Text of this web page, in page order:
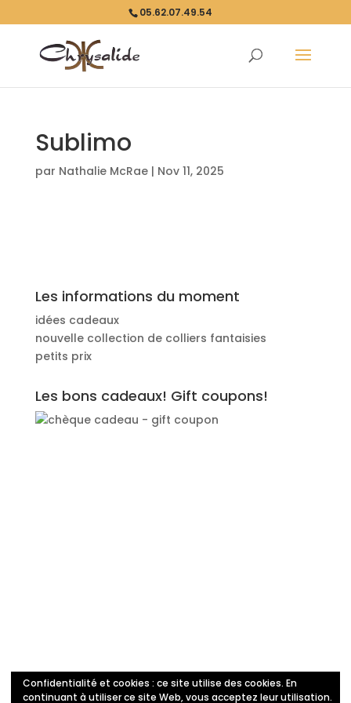
05.62.07.49.54
Sublimo
par Nathalie McRae| Nov 11, 2025
Les informations du moment
idées cadeaux
nouvelle collection de colliers fantaisies
petits prix
Les bons cadeaux! Gift coupons!
Politique de confidentialité
Confidentialité et cookies : ce site utilise des cookies. En
continuant à utiliser ce site Web, vous acceptez leur utilisation.